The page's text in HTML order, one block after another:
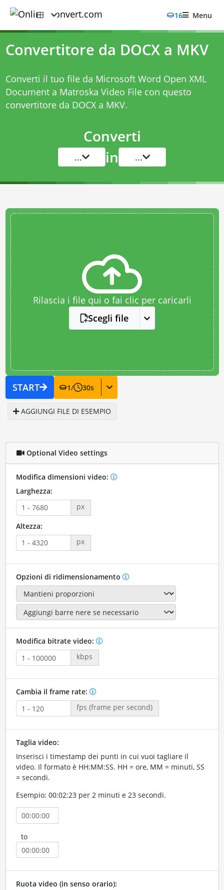
16 Menu
Convertitore da DOCX a MKV
Converti il tuo file da Microsoft Word Open XML
Document a Matroska Video File con questo
convertitore da DOCX a MKV.
Converti
... in ...
Rilascia i file qui o fai clic per caricarli
Scegli file
START 1/ 30s
AGGIUNGI FILE DI ESEMPIO
Optional Video settings
Modifica dimensioni video:
Larghezza:
px
Altezza:
px
Opzioni di ridimensionamento
Modifica bitrate video:
kbps
Cambia il frame rate:
fps (frame per second)
Taglia video:
Inserisci i timestamp dei punti in cui vuoi tagliare il
video. Il formato è HH:MM:SS. HH = ore, MM = minuti, SS
= secondi.
Esempio: 00:02:23 per 2 minuti e 23 secondi.
to
Ruota video (in senso orario):